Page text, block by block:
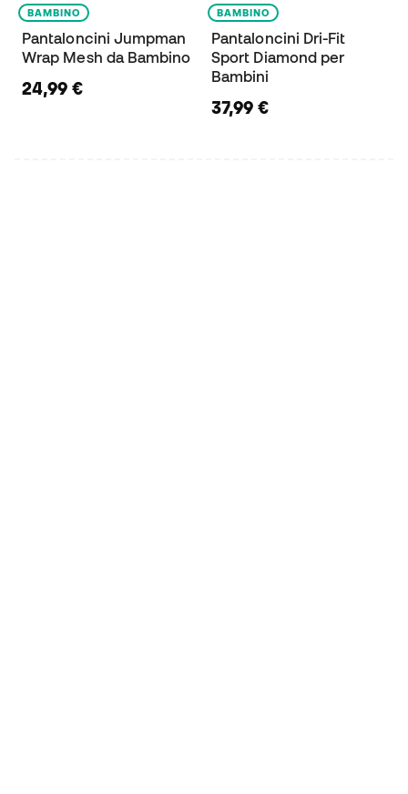
BAMBINO
Pantaloncini Jumpman
Wrap Mesh da Bambino
24,99 €
BAMBINO
Pantaloncini Dri-Fit
Sport Diamond per
Bambini
37,99 €